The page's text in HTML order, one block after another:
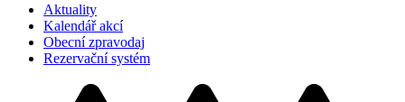
Aktuality
Kalendář akcí
Obecní zpravodaj
Rezervační systém